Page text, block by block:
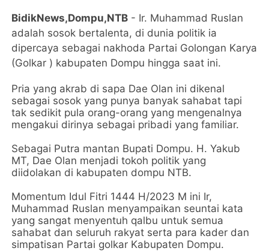
BidikNews,Dompu,NTB - Ir. Muhammad Ruslan
adalah sosok bertalenta, di dunia politik ia
dipercaya sebagai nakhoda Partai Golongan Karya
(Golkar ) kabupaten Dompu hingga saat ini.
Pria yang akrab di sapa Dae Olan ini dikenal
sebagai sosok yang punya banyak sahabat tapi
tak sedikit pula orang-orang yang mengenalnya
mengakui dirinya sebagai pribadi yang familiar.
Sebagai Putra mantan Bupati Dompu. H. Yakub
MT, Dae Olan menjadi tokoh politik yang
diidolakan di kabupaten dompu NTB.
Momentum Idul Fitri 1444 H/2023 M ini Ir,
Muhammad Ruslan menyampaikan seuntai kata
yang sangat menyentuh qalbu untuk semua
sahabat dan seluruh rakyat serta para kader dan
simpatisan Partai golkar Kabupaten Dompu.